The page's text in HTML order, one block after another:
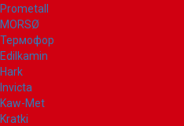
Prometall
MORSØ
Термофор
Edilkamin
Hark
Invicta
Kaw-Met
Kratki